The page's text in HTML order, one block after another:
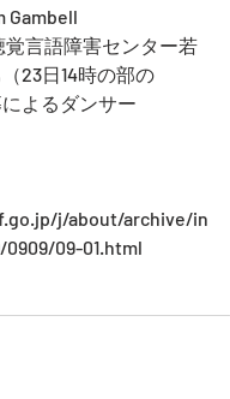
Gambell
覚言語障害センター若
23日14時の部の
よるダンサー
j/about/archive/in
09-01.html